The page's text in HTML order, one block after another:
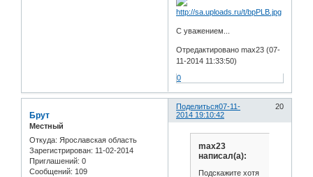
С уважением...
Отредактировано max23 (07-
11-2014 11:33:50)
0
Поделиться 20
07-11-
2014 19:10:42
Брут
Местный
Откуда: Ярославская область
Зарегистрирован: 11-02-2014
Приглашений: 0
Сообщений: 109
max23
написал(а):
Подскажите хотя